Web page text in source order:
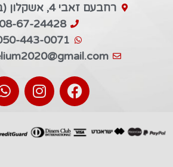
רחבעם זאבי 4, אשקלון (ברנע סנטר)
08-67-24428
443-0071